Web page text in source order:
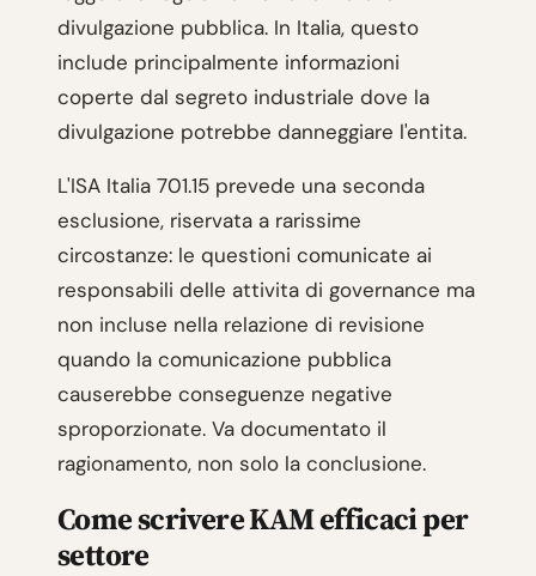
divulgazione pubblica. In Italia, questo
include principalmente informazioni
coperte dal segreto industriale dove la
divulgazione potrebbe danneggiare l'entita.
L'ISA Italia 701.15 prevede una seconda
esclusione, riservata a rarissime
circostanze: le questioni comunicate ai
responsabili delle attivita di governance ma
non incluse nella relazione di revisione
quando la comunicazione pubblica
causerebbe conseguenze negative
sproporzionate. Va documentato il
ragionamento, non solo la conclusione.
Come scrivere KAM efficaci per
settore